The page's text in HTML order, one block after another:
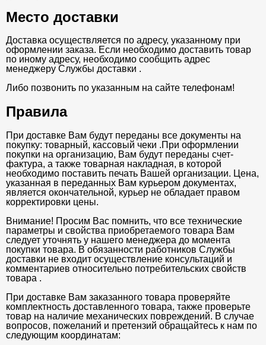
Место доставки
Доставка осуществляется по адресу, указанному при
оформлении заказа. Если необходимо доставить товар
по иному адресу, необходимо сообщить адрес
менеджеру Службы доставки .
Либо позвонить по указанным на сайте телефонам!
Правила
При доставке Вам будут переданы все документы на
покупку: товарный, кассовый чеки .При оформлении
покупки на организацию, Вам будут переданы счет-
фактура, а также товарная накладная, в которой
необходимо поставить печать Вашей организации. Цена,
указанная в переданных Вам курьером документах,
является окончательной, курьер не обладает правом
корректировки цены.
Внимание! Просим Вас помнить, что все технические
параметры и свойства приобретаемого товара Вам
следует уточнять у нашего менеджера до момента
покупки товара. В обязанности работников Службы
доставки не входит осуществление консультаций и
комментариев относительно потребительских свойств
товара .
При доставке Вам заказанного товара проверяйте
комплектность доставленного товара, также проверьте
товар на наличие механических повреждений. В случае
вопросов, пожеланий и претензий обращайтесь к нам по
следующим координатам: